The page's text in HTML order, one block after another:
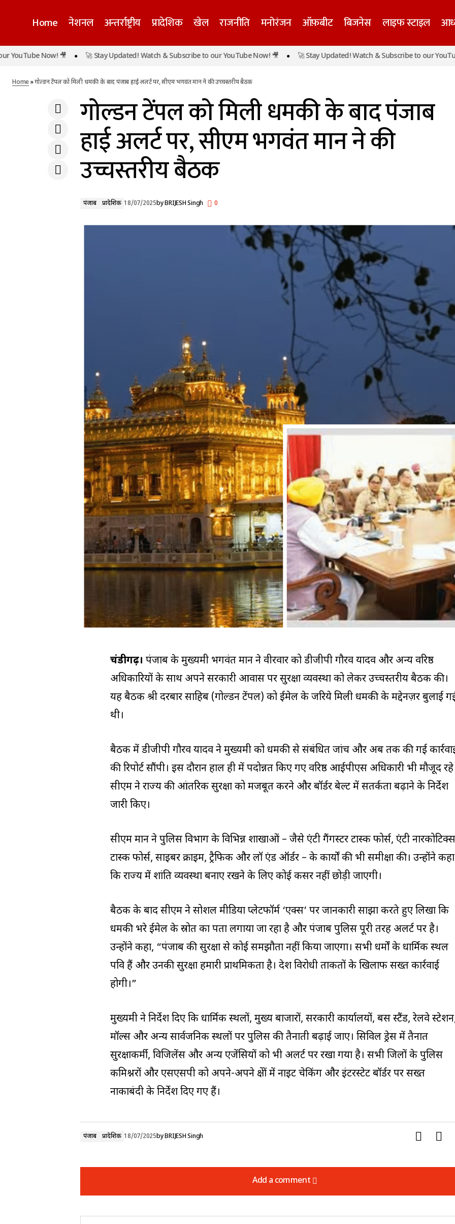
Home नेशनल अन्तर्राष्ट्रीय प्रादेशिक खेल राजनीति मनोरंजन ऑफ़बीट बिजनेस लाइफ स्टाइल
स्वच्छ सर्वेक्षण 2024-25 : उत्तर प्रदेश ने मारी बाजी,
पंजाब
गोल्डन टेंपल को मिली धमकी के बाद पंजाब हाई अलर्ट पर, सीएम
Now! 🎥 🚀 Stay Updated! Watch & Subscribe to our YouTube Now! 🎥 🚀 Stay Updated! Watch & Subscribe to our YouTube
Home»गोल्डन टेंपल को मिली धमकी के बाद पंजाब हाई अलर्ट पर, सीएम भगवंत मान ने की उच्चस्तरीय बैठक
गोल्डन टेंपल को मिली धमकी के बाद पंजाब
हाई अलर्ट पर, सीएम भगवंत मान ने की
उच्चस्तरीय बैठक
पंजाब प्रादेशिक 18/07/2025byBRIJESH Singh 0
चंडीगढ़। पंजाब के मुख्यमंत्री भगवंत मान ने वीरवार को डीजीपी गौरव यादव और अन्य वरिष्ठ
अधिकारियों के साथ अपने सरकारी आवास पर सुरक्षा व्यवस्था को लेकर उच्चस्तरीय बैठक की।
यह बैठक श्री दरबार साहिब (गोल्डन टेंपल) को ईमेल के जरिये मिली धमकी के मद्देनज़र बुलाई
थी।
बैठक में डीजीपी गौरव यादव ने मुख्यमंत्री को धमकी से संबंधित जांच और अब तक की गई
की रिपोर्ट सौंपी। इस दौरान हाल ही में पदोन्नत किए गए वरिष्ठ आईपीएस अधिकारी भी मौजूद
सीएम ने राज्य की आंतरिक सुरक्षा को मजबूत करने और बॉर्डर बेल्ट में सतर्कता बढ़ाने के निर्देश
जारी किए।
सीएम मान ने पुलिस विभाग के विभिन्न शाखाओं – जैसे एंटी गैंगस्टर टास्क फोर्स, एंटी नारकोटिक्स
टास्क फोर्स, साइबर क्राइम, ट्रैफिक और लॉ एंड ऑर्डर – के कार्यों की भी समीक्षा की। उन्होंने कहा
कि राज्य में शांति व्यवस्था बनाए रखने के लिए कोई कसर नहीं छोड़ी जाएगी।
बैठक के बाद सीएम ने सोशल मीडिया प्लेटफॉर्म ‘एक्स’ पर जानकारी साझा करते हुए लिखा कि
धमकी भरे ईमेल के स्रोत का पता लगाया जा रहा है और पंजाब पुलिस पूरी तरह अलर्ट पर है।
उन्होंने कहा, “पंजाब की सुरक्षा से कोई समझौता नहीं किया जाएगा। सभी धर्मों के धार्मिक स्थल
पवित्र हैं और उनकी सुरक्षा हमारी प्राथमिकता है। देश विरोधी ताकतों के खिलाफ सख्त कार्रवाई
होगी।”
मुख्यमंत्री ने निर्देश दिए कि धार्मिक स्थलों, मुख्य बाजारों, सरकारी कार्यालयों, बस स्टैंड, रेलवे
मॉल्स और अन्य सार्वजनिक स्थलों पर पुलिस की तैनाती बढ़ाई जाए। सिविल ड्रेस में तैनात
सुरक्षाकर्मी, विजिलेंस और अन्य एजेंसियों को भी अलर्ट पर रखा गया है। सभी जिलों के पुलिस
कमिश्नरों और एसएसपी को अपने-अपने क्षेत्रों में नाइट चेकिंग और इंटरस्टेट बॉर्डर पर सख्त
नाकाबंदी के निर्देश दिए गए हैं।
पंजाब प्रादेशिक 18/07/2025byBRIJESH Singh
Add a comment
Add a comment